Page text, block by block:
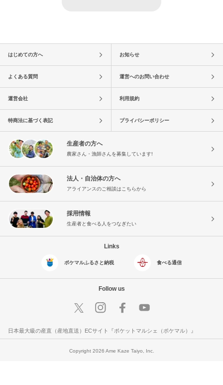
はじめての方へ お知らせ
よくある質問 運営へのお問い合わせ
運営会社 利用規約
特商法に基づく表記 プライバシーポリシー
生産者の方へ
農家さん・漁師さんを募集しています!
法人・自治体の方へ
アライアンスのご相談はこちらから
採用情報
生産者と食べる人をつなぎたい
Links
ポケマルふるさと納税 食べる通信
Follow us
日本最大級の産直（産地直送）ECサイト『ポケットマルシェ（ポケマル）』
Copyright 2026 Ame Kaze Taiyo, Inc.